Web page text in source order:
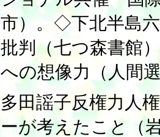
市）。◇下北半島
批判（七つ森書館
への想像力（人間
多田謡子反権力人
ーが考えたこと（